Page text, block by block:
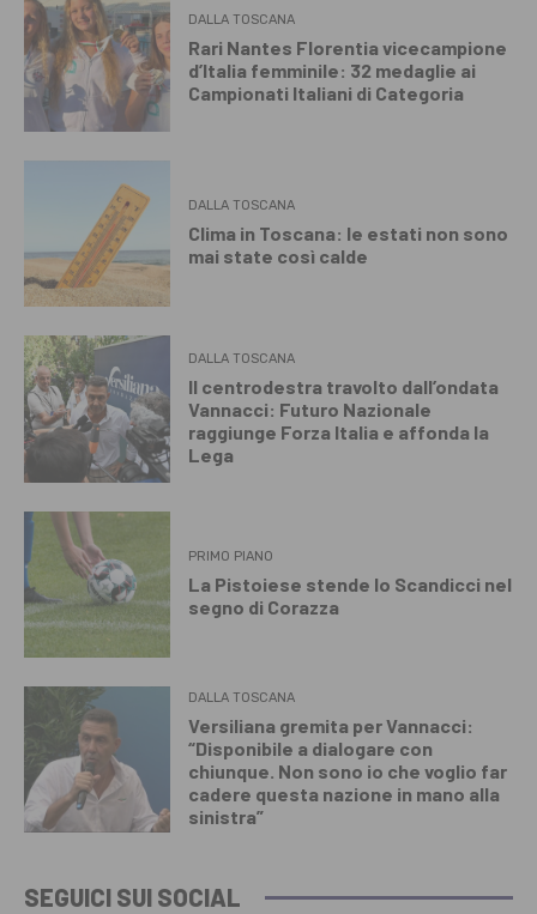
DALLA TOSCANA
Rari Nantes Florentia vicecampione
d’Italia femminile: 32 medaglie ai
Campionati Italiani di Categoria
DALLA TOSCANA
Clima in Toscana: le estati non sono
mai state così calde
DALLA TOSCANA
Il centrodestra travolto dall’ondata
Vannacci: Futuro Nazionale
raggiunge Forza Italia e affonda la
Lega
PRIMO PIANO
La Pistoiese stende lo Scandicci nel
segno di Corazza
DALLA TOSCANA
Versiliana gremita per Vannacci:
“Disponibile a dialogare con
chiunque. Non sono io che voglio far
cadere questa nazione in mano alla
sinistra”
SEGUICI SUI SOCIAL